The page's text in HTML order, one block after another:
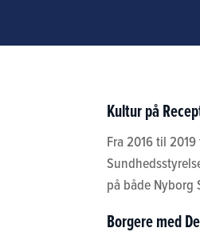
Kultur på
Fra 2016 til
på både Nyborg
Borgere med